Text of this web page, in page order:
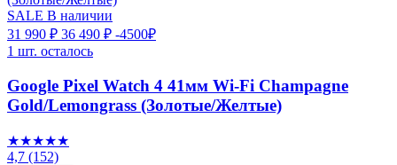
SALE В наличии
31 990 ₽ 36 490 ₽ -4500₽
1 шт. осталось
Google Pixel Watch 4 41мм Wi-Fi Champagne
Gold/Lemongrass (Золотые/Желтые)
★★★★★
4,7 (152)